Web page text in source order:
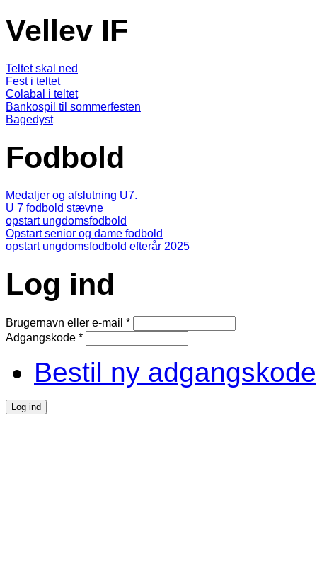
Vellev IF
Teltet skal ned
Fest i teltet
Colabal i teltet
Bankospil til sommerfesten
Bagedyst
Fodbold
Medaljer og afslutning U7.
U 7 fodbold stævne
opstart ungdomsfodbold
Opstart senior og dame fodbold
opstart ungdomsfodbold efterår 2025
Log ind
Brugernavn eller e-mail *
Adgangskode *
Bestil ny adgangskode